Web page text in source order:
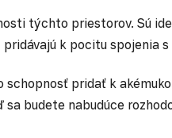
týchto priestorov. Sú
k pocitu spojenia
pridať k
budete nabudúce